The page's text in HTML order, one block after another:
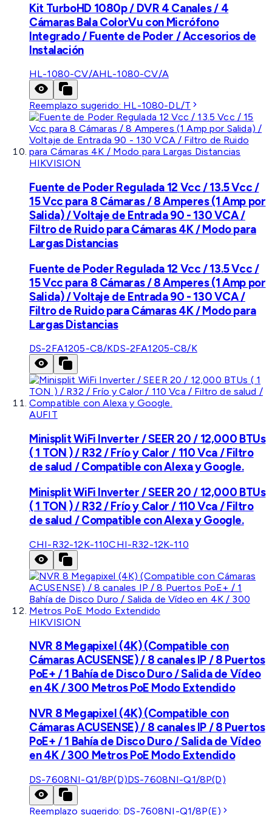
Kit TurboHD 1080p / DVR 4 Canales / 4
Cámaras Bala ColorVu con Micrófono
Integrado / Fuente de Poder / Accesorios de
Instalación
HL-1080-CV/AHL-1080-CV/A
Reemplazo sugerido: HL-1080-DL/T
HIKVISION
Fuente de Poder Regulada 12 Vcc / 13.5 Vcc /
15 Vcc para 8 Cámaras / 8 Amperes (1 Amp por
Salida) / Voltaje de Entrada 90 - 130 VCA /
Filtro de Ruido para Cámaras 4K / Modo para
Largas Distancias
Fuente de Poder Regulada 12 Vcc / 13.5 Vcc /
15 Vcc para 8 Cámaras / 8 Amperes (1 Amp por
Salida) / Voltaje de Entrada 90 - 130 VCA /
Filtro de Ruido para Cámaras 4K / Modo para
Largas Distancias
DS-2FA1205-C8/KDS-2FA1205-C8/K
AUFIT
Minisplit WiFi Inverter / SEER 20 / 12,000 BTUs
( 1 TON ) / R32 / Frío y Calor / 110 Vca / Filtro
de salud / Compatible con Alexa y Google.
Minisplit WiFi Inverter / SEER 20 / 12,000 BTUs
( 1 TON ) / R32 / Frío y Calor / 110 Vca / Filtro
de salud / Compatible con Alexa y Google.
CHI-R32-12K-110CHI-R32-12K-110
HIKVISION
NVR 8 Megapixel (4K) (Compatible con
Cámaras ACUSENSE) / 8 canales IP / 8 Puertos
PoE+ / 1 Bahía de Disco Duro / Salida de Vídeo
en 4K / 300 Metros PoE Modo Extendido
NVR 8 Megapixel (4K) (Compatible con
Cámaras ACUSENSE) / 8 canales IP / 8 Puertos
PoE+ / 1 Bahía de Disco Duro / Salida de Vídeo
en 4K / 300 Metros PoE Modo Extendido
DS-7608NI-Q1/8P(D)DS-7608NI-Q1/8P(D)
Reemplazo sugerido: DS-7608NI-Q1/8P(E)